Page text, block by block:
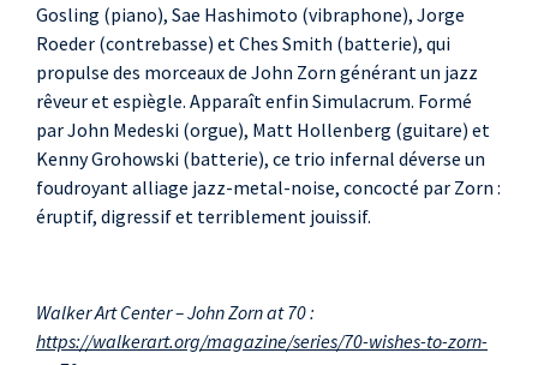
Gosling (piano), Sae Hashimoto (vibraphone), Jorge
Roeder (contrebasse) et Ches Smith (batterie), qui
propulse des morceaux de John Zorn générant un jazz
rêveur et espiègle. Apparaît enfin Simulacrum. Formé
par John Medeski (orgue), Matt Hollenberg (guitare) et
Kenny Grohowski (batterie), ce trio infernal déverse un
foudroyant alliage jazz-metal-noise, concocté par Zorn :
éruptif, digressif et terriblement jouissif.
Walker Art Center – John Zorn at 70 :
https://walkerart.org/magazine/series/70-wishes-to-zorn-